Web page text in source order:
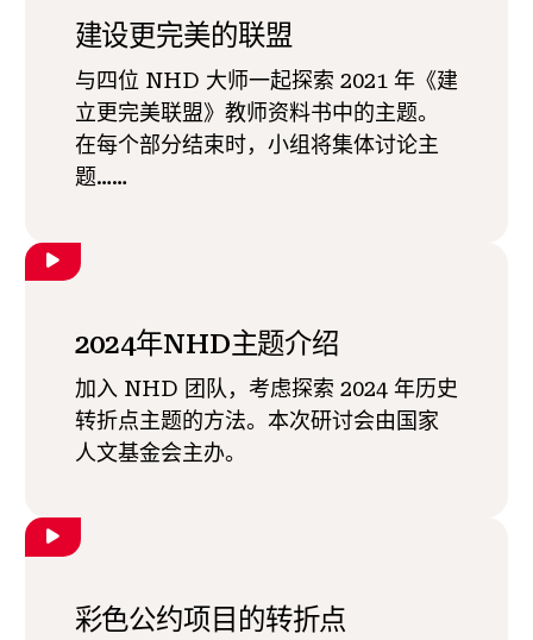
建设更完美的联盟
与四位 NHD 大师一起探索 2021 年《建
立更完美联盟》教师资料书中的主题。
在每个部分结束时，小组将集体讨论主
题……
2024年NHD主题介绍
加入 NHD 团队，考虑探索 2024 年历史
转折点主题的方法。本次研讨会由国家
人文基金会主办。
彩色公约项目的转折点